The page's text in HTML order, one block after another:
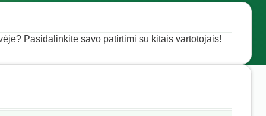
Pasidalinkite savo patirtimi su kitais vartotojais!